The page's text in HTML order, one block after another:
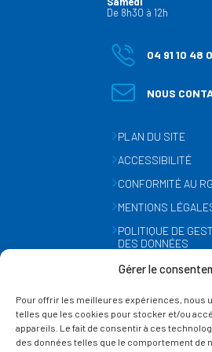
Gérer le
Pour offrir les meilleures expériences, nous
telles que les cookies pour stocker et/ou
appareils. Le fait de consentir à ces
des données telles que le comportement de
De 8h30 à 12h
04 91 10 48
NOUS
PLAN DU SITE
ACCESSIBILITÉ
CONFORMITÉ AU
MENTIONS
POLITIQUE DE
DES DONNÉES
GESTION DES